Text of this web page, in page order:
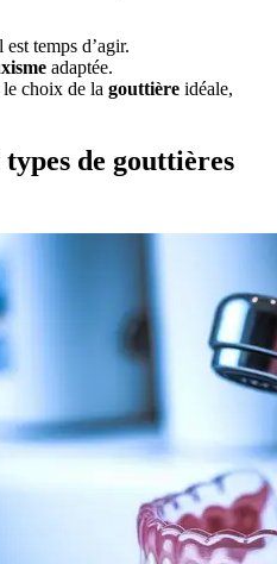
temps d’agir.
adaptée.
choix de la gouttière idéale,
de gouttières